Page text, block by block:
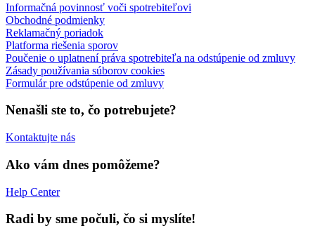
Informačná povinnosť voči spotrebiteľovi
Obchodné podmienky
Reklamačný poriadok
Platforma riešenia sporov
Poučenie o uplatnení práva spotrebiteľa na odstúpenie od zmluvy
Zásady používania súborov cookies
Formulár pre odstúpenie od zmluvy
Nenašli ste to, čo potrebujete?
Kontaktujte nás
Ako vám dnes pomôžeme?
Help Center
Radi by sme počuli, čo si myslíte!